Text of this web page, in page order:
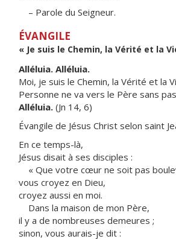
– Parole du Seigneur.
ÉVANGILE
« Je suis le Chemin, la Vérité et la
Alléluia. Alléluia.
Moi, je suis le Chemin, la Vérité et la
Personne ne va vers le Père sans
Alléluia. (Jn 14, 6)
Évangile de Jésus Christ selon saint
En ce temps-là,
Jésus disait à ses disciples :
« Que votre cœur ne soit pas
vous croyez en Dieu,
croyez aussi en moi.
Dans la maison de mon Père,
il y a de nombreuses demeures ;
sinon, vous aurais-je dit :